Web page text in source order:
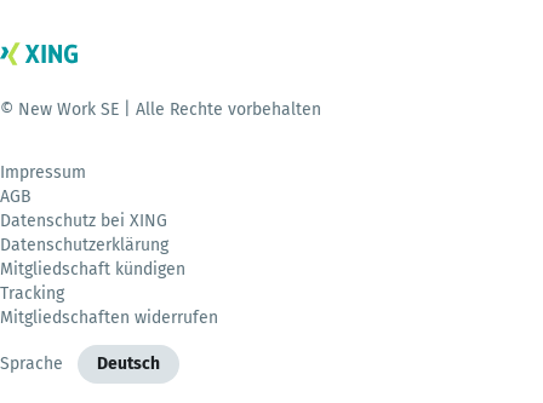
© New Work SE | Alle Rechte vorbehalten
Impressum
AGB
Datenschutz bei XING
Datenschutzerklärung
Mitgliedschaft kündigen
Tracking
Mitgliedschaften widerrufen
Sprache Deutsch